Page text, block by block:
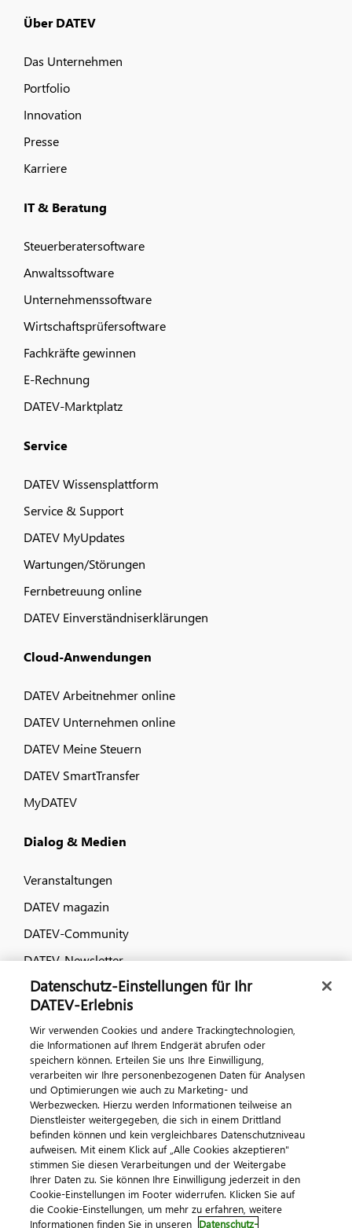
Über DATEV
Das Unternehmen
Portfolio
Innovation
Presse
Karriere
IT & Beratung
Steuerberatersoftware
Anwaltssoftware
Unternehmenssoftware
Wirtschaftsprüfersoftware
Fachkräfte gewinnen
E-Rechnung
DATEV-Marktplatz
Service
DATEV Wissensplattform
Service & Support
DATEV MyUpdates
Wartungen/Störungen
Fernbetreuung online
DATEV Einverständniserklärungen
Cloud-Anwendungen
DATEV Arbeitnehmer online
DATEV Unternehmen online
DATEV Meine Steuern
DATEV SmartTransfer
MyDATEV
Dialog & Medien
Veranstaltungen
DATEV magazin
DATEV-Community
DATEV-Newsletter
DATEV Ratgeber
Kontaktieren Sie uns
© 2026 DATEV eG
ImpressumDatenschutzAGBKontakt
Cookie-Einstellungen
Datenschutz-Einstellungen für Ihr
DATEV-Erlebnis
Wir verwenden Cookies und andere Trackingtechnologien,
die Informationen auf Ihrem Endgerät abrufen oder
speichern können. Erteilen Sie uns Ihre Einwilligung,
verarbeiten wir Ihre personenbezogenen Daten für Analysen
und Optimierungen wie auch zu Marketing- und
Werbezwecken. Hierzu werden Informationen teilweise an
Dienstleister weitergegeben, die sich in einem Drittland
befinden können und kein vergleichbares Datenschutzniveau
aufweisen. Mit einem Klick auf „Alle Cookies akzeptieren"
stimmen Sie diesen Verarbeitungen und der Weitergabe
Ihrer Daten zu. Sie können Ihre Einwilligung jederzeit in den
Cookie-Einstellungen im Footer widerrufen. Klicken Sie auf
die Cookie-Einstellungen, um mehr zu erfahren, weitere
Informationen finden Sie in unseren Datenschutz-